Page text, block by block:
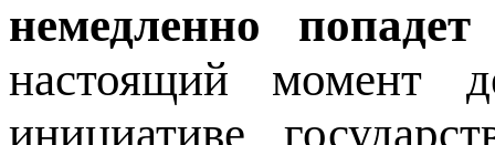
немедленно
настоящий момент
инициативе